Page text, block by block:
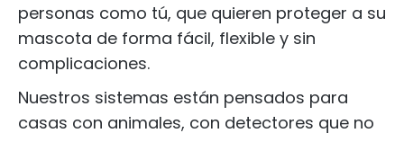
personas como tú, que quieren proteger a su
mascota de forma fácil, flexible y sin
complicaciones.
Nuestros sistemas están pensados para
casas con animales, con detectores que no